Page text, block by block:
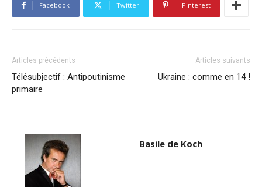
Facebook Twitter Pinterest
Articles précédents
Télésubjectif : Antipoutinisme
primaire
Articles suivants
Ukraine : comme en 14 !
Basile de Koch